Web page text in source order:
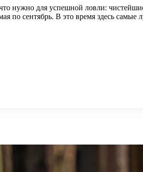
нужно для успешной ловли:
по сентябрь. В это время здесь самые